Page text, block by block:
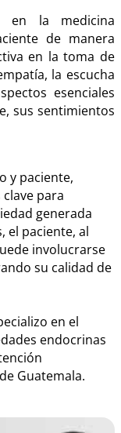
en la medicina
de manera
en la toma de
la escucha
esenciales
sus sentimientos
y paciente,
para
generada
el paciente, al
involucrarse
su calidad de
en el
endocrinas
Guatemala.